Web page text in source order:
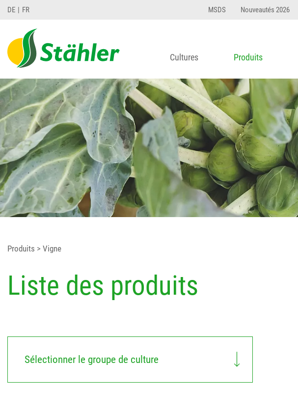
DE FR MSDS Nouveautés 2026
Cultures Produits
Produits > Vigne
Liste des produits
Sélectionner le groupe de culture